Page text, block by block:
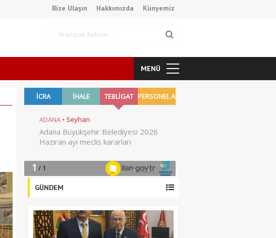
Bize Ulaşın Hakkımızda Künyemiz
MENÜ
GÜNDEM